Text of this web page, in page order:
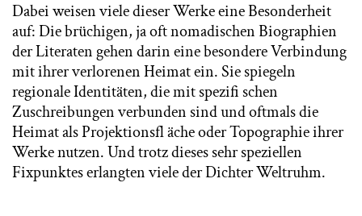
Dabei weisen viele dieser Werke eine Besonderheit
auf: Die brüchigen, ja oft nomadischen Biographien
der Literaten gehen darin eine besondere Verbindung
mit ihrer verlorenen Heimat ein. Sie spiegeln
regionale Identitäten, die mit spezifi schen
Zuschreibungen verbunden sind und oftmals die
Heimat als Projektionsfl äche oder Topographie ihrer
Werke nutzen. Und trotz dieses sehr speziellen
Fixpunktes erlangten viele der Dichter Weltruhm.